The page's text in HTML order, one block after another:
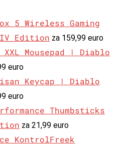
5 Wireless Gaming
Edition za 159,99 euro
Mousepad | Diablo
euro
Keycap | Diablo
euro
Thumbsticks
za 21,99 euro
KontrolFreek